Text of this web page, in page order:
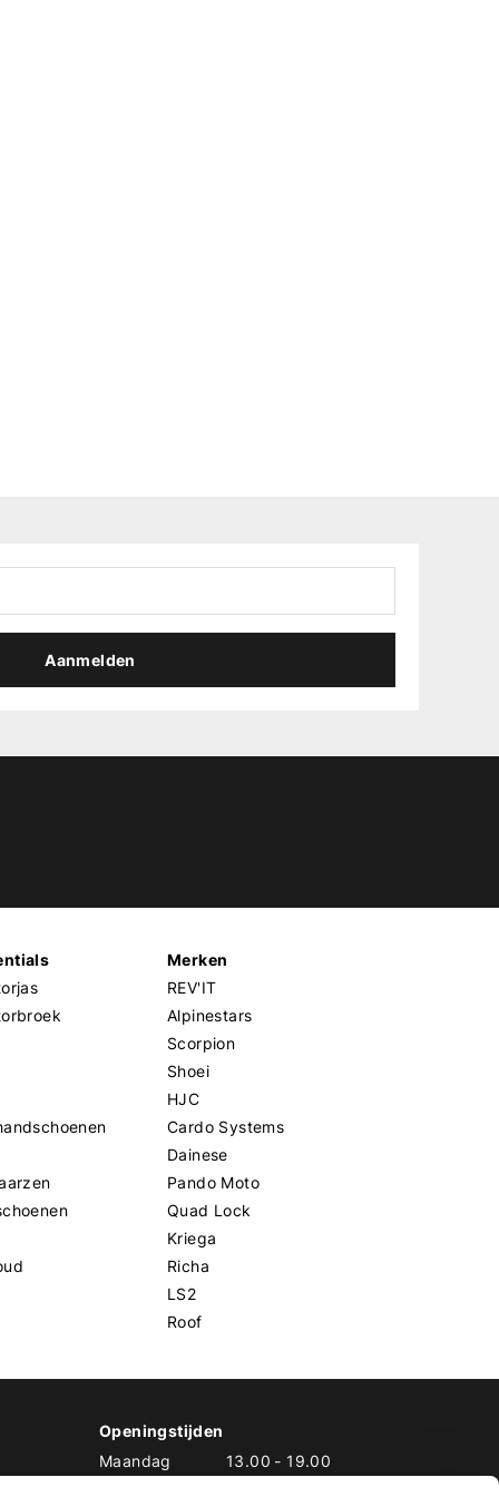
Aanmelden
Merken
REV'IT
Alpinestars
Scorpion
Shoei
HJC
Cardo Systems
Dainese
Pando Moto
Quad Lock
Kriega
Richa
LS2
Roof
Openingstijden
Maandag
13.00 - 19.00